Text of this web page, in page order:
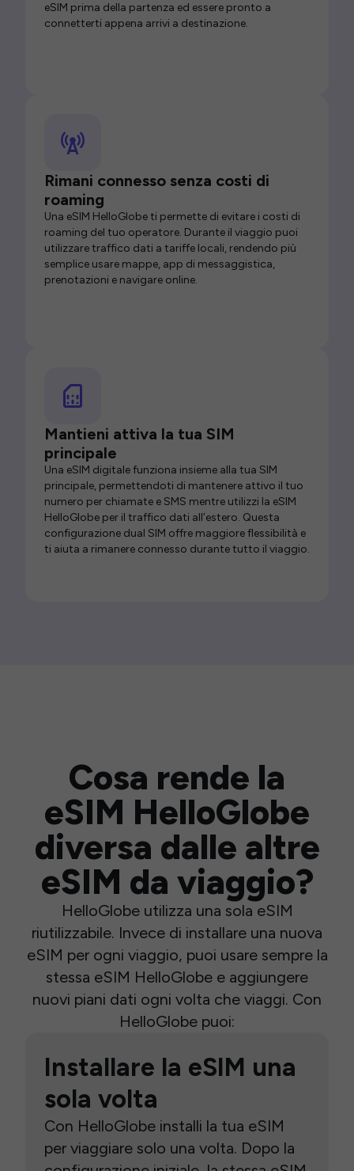
eSIM prima della partenza ed essere pronto a
connetterti appena arrivi a destinazione.
Rimani connesso senza costi di
roaming
Una eSIM HelloGlobe ti permette di evitare i costi di
roaming del tuo operatore. Durante il viaggio puoi
utilizzare traffico dati a tariffe locali, rendendo più
semplice usare mappe, app di messaggistica,
prenotazioni e navigare online.
Mantieni attiva la tua SIM
principale
Una eSIM digitale funziona insieme alla tua SIM
principale, permettendoti di mantenere attivo il tuo
numero per chiamate e SMS mentre utilizzi la eSIM
HelloGlobe per il traffico dati all’estero. Questa
configurazione dual SIM offre maggiore flessibilità e
ti aiuta a rimanere connesso durante tutto il viaggio.
Cosa rende la
eSIM HelloGlobe
diversa dalle altre
eSIM da viaggio?
HelloGlobe utilizza una sola eSIM
riutilizzabile. Invece di installare una nuova
eSIM per ogni viaggio, puoi usare sempre la
stessa eSIM HelloGlobe e aggiungere
nuovi piani dati ogni volta che viaggi. Con
HelloGlobe puoi:
Installare la eSIM una
sola volta
Con HelloGlobe installi la tua eSIM
per viaggiare solo una volta. Dopo la